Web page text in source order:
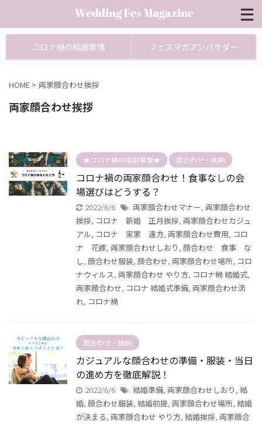
コロナ禍の結婚事情 フェスマガアンバサダー
HOME > 両家顔合わせ挨拶
両家顔合わせ挨拶
★コロナ禍の結婚事情★ 顔合わせ・結納
コロナ禍の両家顔合わせ！食事なしの会
場選びはどうする？
2022/6/6 両家顔合わせマナー, 両家顔合わせ
挨拶, コロナ 新婚 正月挨拶, 両家顔合わせカジュ
アル, コロナ 実家 遠方, 両家顔合わせ費用, コロ
ナ 花嫁, 両家顔合わせしおり , 顔合わせ 食事 な
し, 顔合わせ服装, 顔合わせ, 両家顔合わせ場所, コロ
ナウィルス, 両家顔合わせ やり方, コロナ禍 結婚式,
両家顔合わせ, コロナ 結婚式準備, 両家顔合わせ流
れ, コロナ禍
顔合わせ・結納
カジュアルな顔合わせの準備・服装・当日
の進め方を徹底解説！
2022/6/6 結婚準備, 両家顔合わせしおり , 結
婚, 顔合わせ服装, 結婚前提, 両家顔合わせ場所, 結婚
が決まる, 両家顔合わせ やり方, 結婚挨拶, 両家顔合